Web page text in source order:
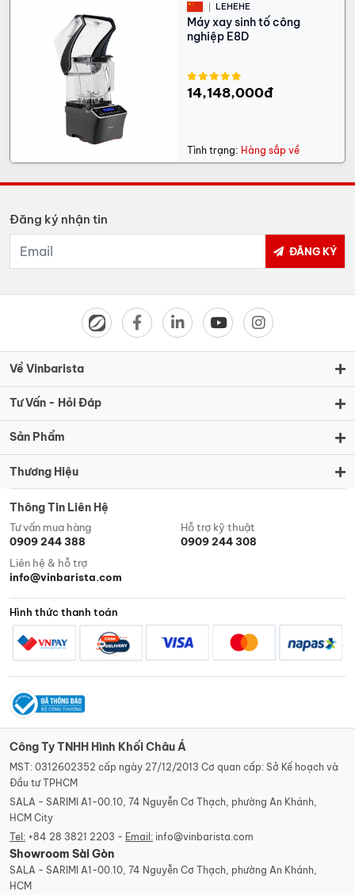
LEHEHE
Máy xay sinh tố công
nghiệp E8D
14,148,000đ
Tình trạng: Hàng sắp về
Đăng ký nhận tin
ĐĂNG KÝ
Về Vinbarista
Tư Vấn - Hỏi Đáp
Sản Phẩm
Thương Hiệu
Thông Tin Liên Hệ
Tư vấn mua hàng
0909 244 388
Hỗ trợ kỹ thuật
0909 244 308
Liên hệ & hỗ trợ
info@vinbarista.com
Hình thức thanh toán
Công Ty TNHH Hình Khối Châu Á
MST: 0312602352 cấp ngày 27/12/2013 Cơ quan cấp: Sở Kế hoạch và
Đầu tư TPHCM
SALA - SARIMI A1-00.10, 74 Nguyễn Cơ Thạch, phường An Khánh,
HCM City
Tel: +84 28 3821 2203 - Email: info@vinbarista.com
Showroom Sài Gòn
SALA - SARIMI A1-00.10, 74 Nguyễn Cơ Thạch, phường An Khánh,
HCM